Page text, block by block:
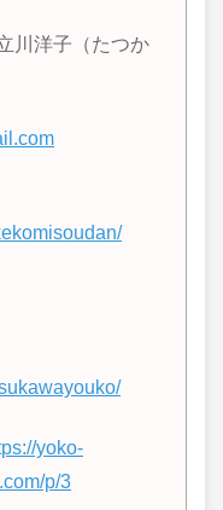
川洋子（たつか
yoko-
p/3